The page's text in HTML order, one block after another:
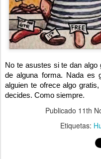
No te asustes si te dan algo
de alguna forma. Nada es
alguien te ofrece algo
decides. Como siempre.
Publicado 11th
Etiquetas: